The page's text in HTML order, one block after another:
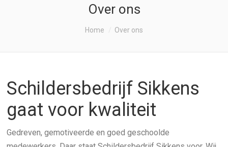
Over ons
Home Over ons
Schildersbedrijf Sikkens
gaat voor kwaliteit
Gedreven, gemotiveerde en goed geschoolde